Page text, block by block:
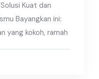
Kuat dan
Bayangkan ini:
yang kokoh, ramah